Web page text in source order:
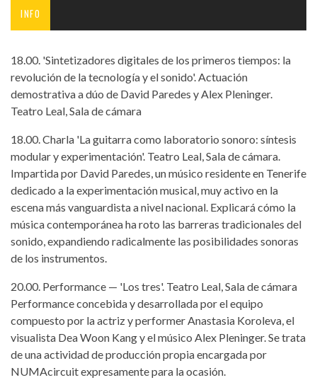
INFO
18.00. 'Sintetizadores digitales de los primeros tiempos: la
revolución de la tecnología y el sonido'. Actuación
demostrativa a dúo de David Paredes y Alex Pleninger.
Teatro Leal, Sala de cámara
18.00. Charla 'La guitarra como laboratorio sonoro: síntesis
modular y experimentación'. Teatro Leal, Sala de cámara.
Impartida por David Paredes, un músico residente en Tenerife
dedicado a la experimentación musical, muy activo en la
escena más vanguardista a nivel nacional. Explicará cómo la
música contemporánea ha roto las barreras tradicionales del
sonido, expandiendo radicalmente las posibilidades sonoras
de los instrumentos.
20.00. Performance — 'Los tres'. Teatro Leal, Sala de cámara
Performance concebida y desarrollada por el equipo
compuesto por la actriz y performer Anastasia Koroleva, el
visualista Dea Woon Kang y el músico Alex Pleninger. Se trata
de una actividad de producción propia encargada por
NUMAcircuit expresamente para la ocasión.